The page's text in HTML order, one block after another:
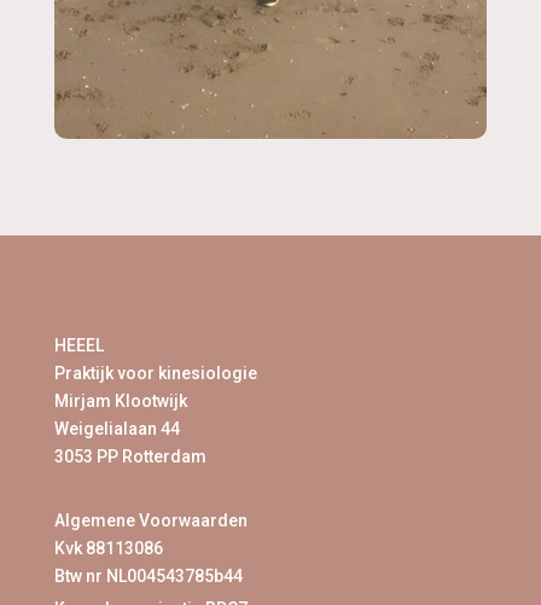
HEEEL
Praktijk voor kinesiologie
Mirjam Klootwijk
Weigelialaan 44
3053 PP Rotterdam
Algemene Voorwaarden
Kvk 88113086
Btw nr NL004543785b44